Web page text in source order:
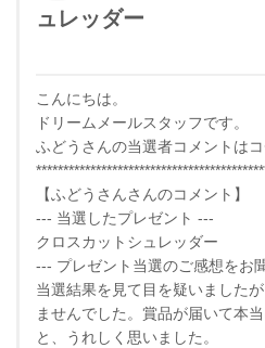
ュレッダー
こんにちは。
ドリームメールスタッフです。
ふどうさんの当選者コメントはコ
【ふどうさんさんのコメント】
--- 当選したプレゼント ---
クロスカットシュレッダー
--- プレゼント当選のご感想をお
当選結果を見て目を疑いました
ませんでした。賞品が届いて本
と、うれしく思いました。